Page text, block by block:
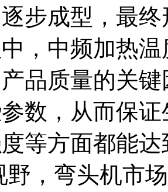
步成型，最
，中频加热
品质量的关
数，从而保
等方面都能
野，弯头机市